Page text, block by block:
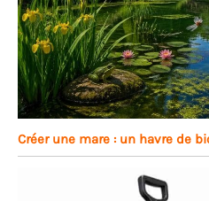
Créer une mare : un havre de